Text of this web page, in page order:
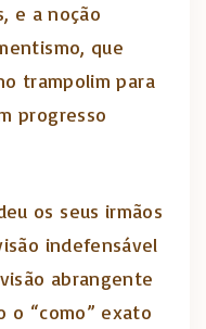
e a noção
que
trampolim para
progresso
os seus irmãos
indefensável
abrangente
o “como” exato